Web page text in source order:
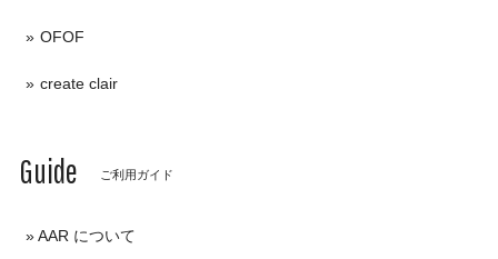
OFOF
create clair
Guide ご利用ガイド
AAR について